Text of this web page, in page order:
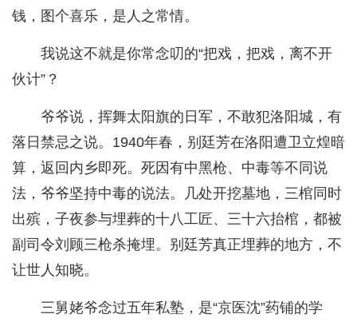
钱，图个喜乐，是人之常情。
我说这不就是你常念叨的“把戏，把戏，离不开
伙计”？
爷爷说，挥舞太阳旗的日军，不敢犯洛阳城，有
落日禁忌之说。1940年春，别廷芳在洛阳遭卫立煌暗
算，返回内乡即死。死因有中黑枪、中毒等不同说
法，爷爷坚持中毒的说法。几处开挖墓地，三棺同时
出殡，子夜参与埋葬的十八工匠、三十六抬棺，都被
副司令刘顾三枪杀掩埋。别廷芳真正埋葬的地方，不
让世人知晓。
三舅姥爷念过五年私塾，是“京医沈”药铺的学